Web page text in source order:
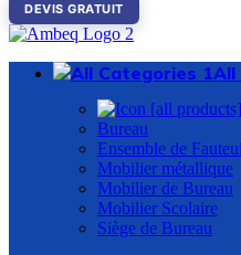
DEVIS GRATUIT
All
Bureau
Ensemble de
Mobilier métallique
Mobilier de Bureau
Mobilier Scolaire
Siège de Bureau